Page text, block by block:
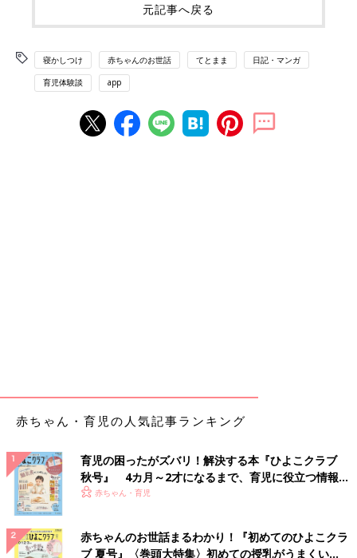
元記事へ戻る
寝かしつけ 赤ちゃんのお世話 てとまま 日記・マンガ
育児体験談 app
赤ちゃん・育児の人気記事ランキング
育児の困ったがズバリ！解決する本『ひよこクラブ
秋号』 4カ月～2才になるまで、育児に役立つ情報が
いっぱい！
赤ちゃん・育児
赤ちゃんのお世話まるわかり！『初めてのひよこクラ
ブ 夏号』〈巻頭大特集〉初めての授乳がうまくい